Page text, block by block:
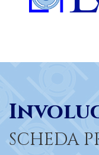
SCHEDA